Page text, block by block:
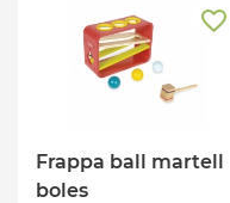
Frappa ball martell
boles